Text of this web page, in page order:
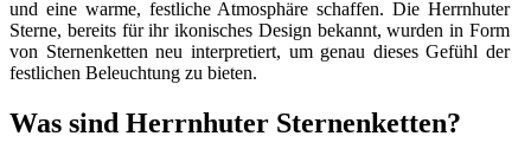
und eine warme, festliche Atmosphäre schaffen. Die Herrnhuter
Sterne, bereits für ihr ikonisches Design bekannt, wurden in Form
von Sternenketten neu interpretiert, um genau dieses Gefühl der
festlichen Beleuchtung zu bieten.
Was sind Herrnhuter Sternenketten?